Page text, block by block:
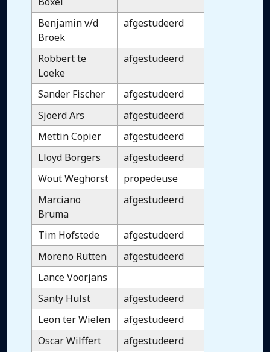
Benjamin v/d
Broek
afgestudeerd
Robbert te
Loeke
afgestudeerd
Sander Fischer
afgestudeerd
Sjoerd Ars
afgestudeerd
Mettin Copier
afgestudeerd
Lloyd Borgers
afgestudeerd
Wout Weghorst
propedeuse
Marciano
Bruma
afgestudeerd
Tim Hofstede
afgestudeerd
Moreno Rutten
afgestudeerd
Lance Voorjans
Santy Hulst
afgestudeerd
Leon ter Wielen
afgestudeerd
Oscar Wilffert
afgestudeerd